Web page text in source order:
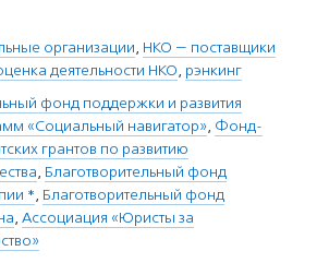
организации, НКО — поставщики
деятельности НКО, рэнкинг
фонд поддержки и развития
«Социальный навигатор», Фонд-
грантов по развитию
, Благотворительный фонд
*, Благотворительный фонд
, Ассоциация «Юристы за